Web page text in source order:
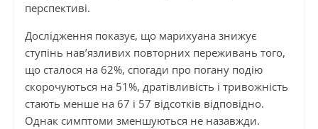
перспективі.
Дослідження показує, що марихуана знижує
ступінь нав’язливих повторних переживань того,
що сталося на 62%, спогади про погану подію
скорочуються на 51%, дратівливість і тривожність
стають менше на 67 і 57 відсотків відповідно.
Однак симптоми зменшуються не назавжди.